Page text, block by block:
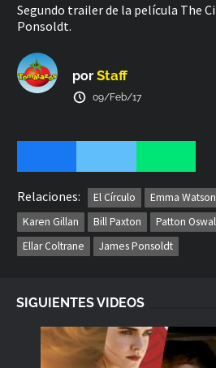
Segundo trailer de la película The
Ponsoldt.
por Staff
09/Feb/17
Relaciones: El Círculo Emma Watson
Karen Gillan
Bill Paxton Patton
Ellar Coltrane
James Ponsoldt
SIGUIENTES VIDEOS